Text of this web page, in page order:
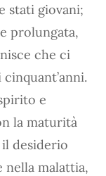
stati giovani;
prolungata,
che ci
e
la maturità
desiderio
malattia,